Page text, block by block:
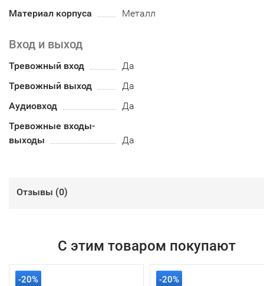
Материал корпуса
Металл
Вход и выход
Тревожный вход
Да
Тревожный выход
Да
Аудиовход
Да
Тревожные входы-
выходы
Да
Отзывы (0)
С этим товаром покупают
-20% -20%